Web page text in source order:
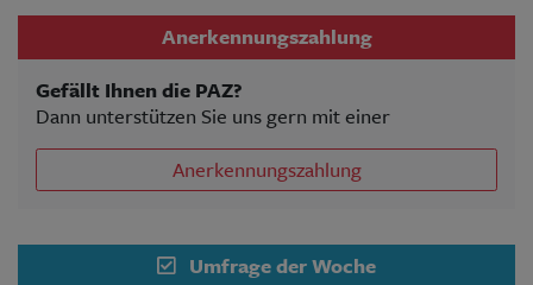
Anerkennungszahlung
Gefällt Ihnen die PAZ?
Dann unterstützen Sie uns gern mit einer
Anerkennungszahlung
Umfrage der Woche